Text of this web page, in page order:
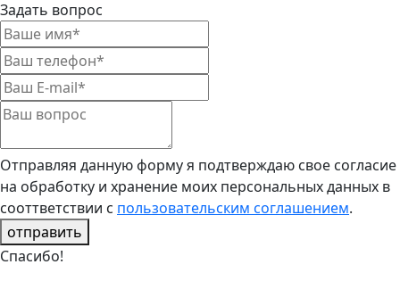
Задать вопрос
Отправляя данную форму я подтверждаю свое согласие
на обработку и хранение моих персональных данных в
сооттветствии с пользовательским соглашением.
отправить
Спасибо!